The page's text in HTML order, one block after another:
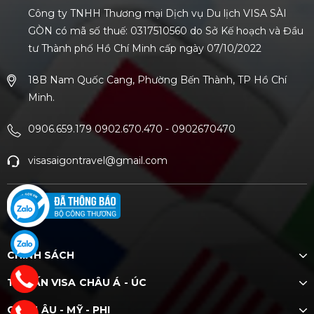
Công ty TNHH Thương mại Dịch vụ Du lịch VISA SÀI
GÒN có mã số thuế: 0317510560 do Sở Kế hoạch và Đầu
tư Thành phố Hồ Chí Minh cấp ngày 07/10/2022
18B Nam Quốc Cang, Phường Bến Thành, TP Hồ Chí
Minh.
0906.659.179 0902.670.470 - 0902670470
visasaigontravel@gmail.com
CHÍNH SÁCH
TƯ VẤN VISA CHÂU Á - ÚC
CHÂU ÂU - MỸ - PHI